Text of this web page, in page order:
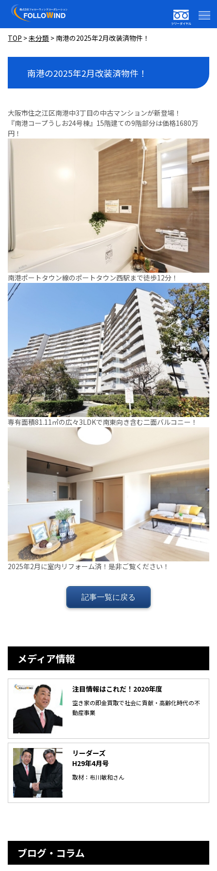
フリーダイヤル
TOP >未分類 > 南港の2025年2月改装済物件！
南港の2025年2月改装済物件！
大阪市住之江区南港中3丁目の中古マンションが新登場！
『南港コープうしお24号棟』15階建ての9階部分は価格1680万
円！
南港ポートタウン線のポートタウン西駅まで徒歩12分！
専有面積81.11㎡の広々3LDKで南東向き含む二面バルコニー！
2025年2月に室内リフォーム済！是非ご覧ください！
記事一覧に戻る
メディア情報
注目情報はこれだ！2020年度
空き家の即金買取で社会に貢献・高齢化時代の不
動産事業
リーダーズ
H29年4月号
取材：布川敏和さん
ブログ・コラム